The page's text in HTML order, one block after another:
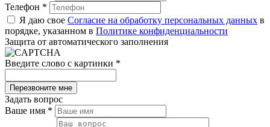
Телефон *
Я даю свое Согласие на обработку персональных данных в
порядке, указанном в Политике конфиденциальности
Защита от автоматического заполнения
Введите слово с картинки *
Задать вопрос
Ваше имя *